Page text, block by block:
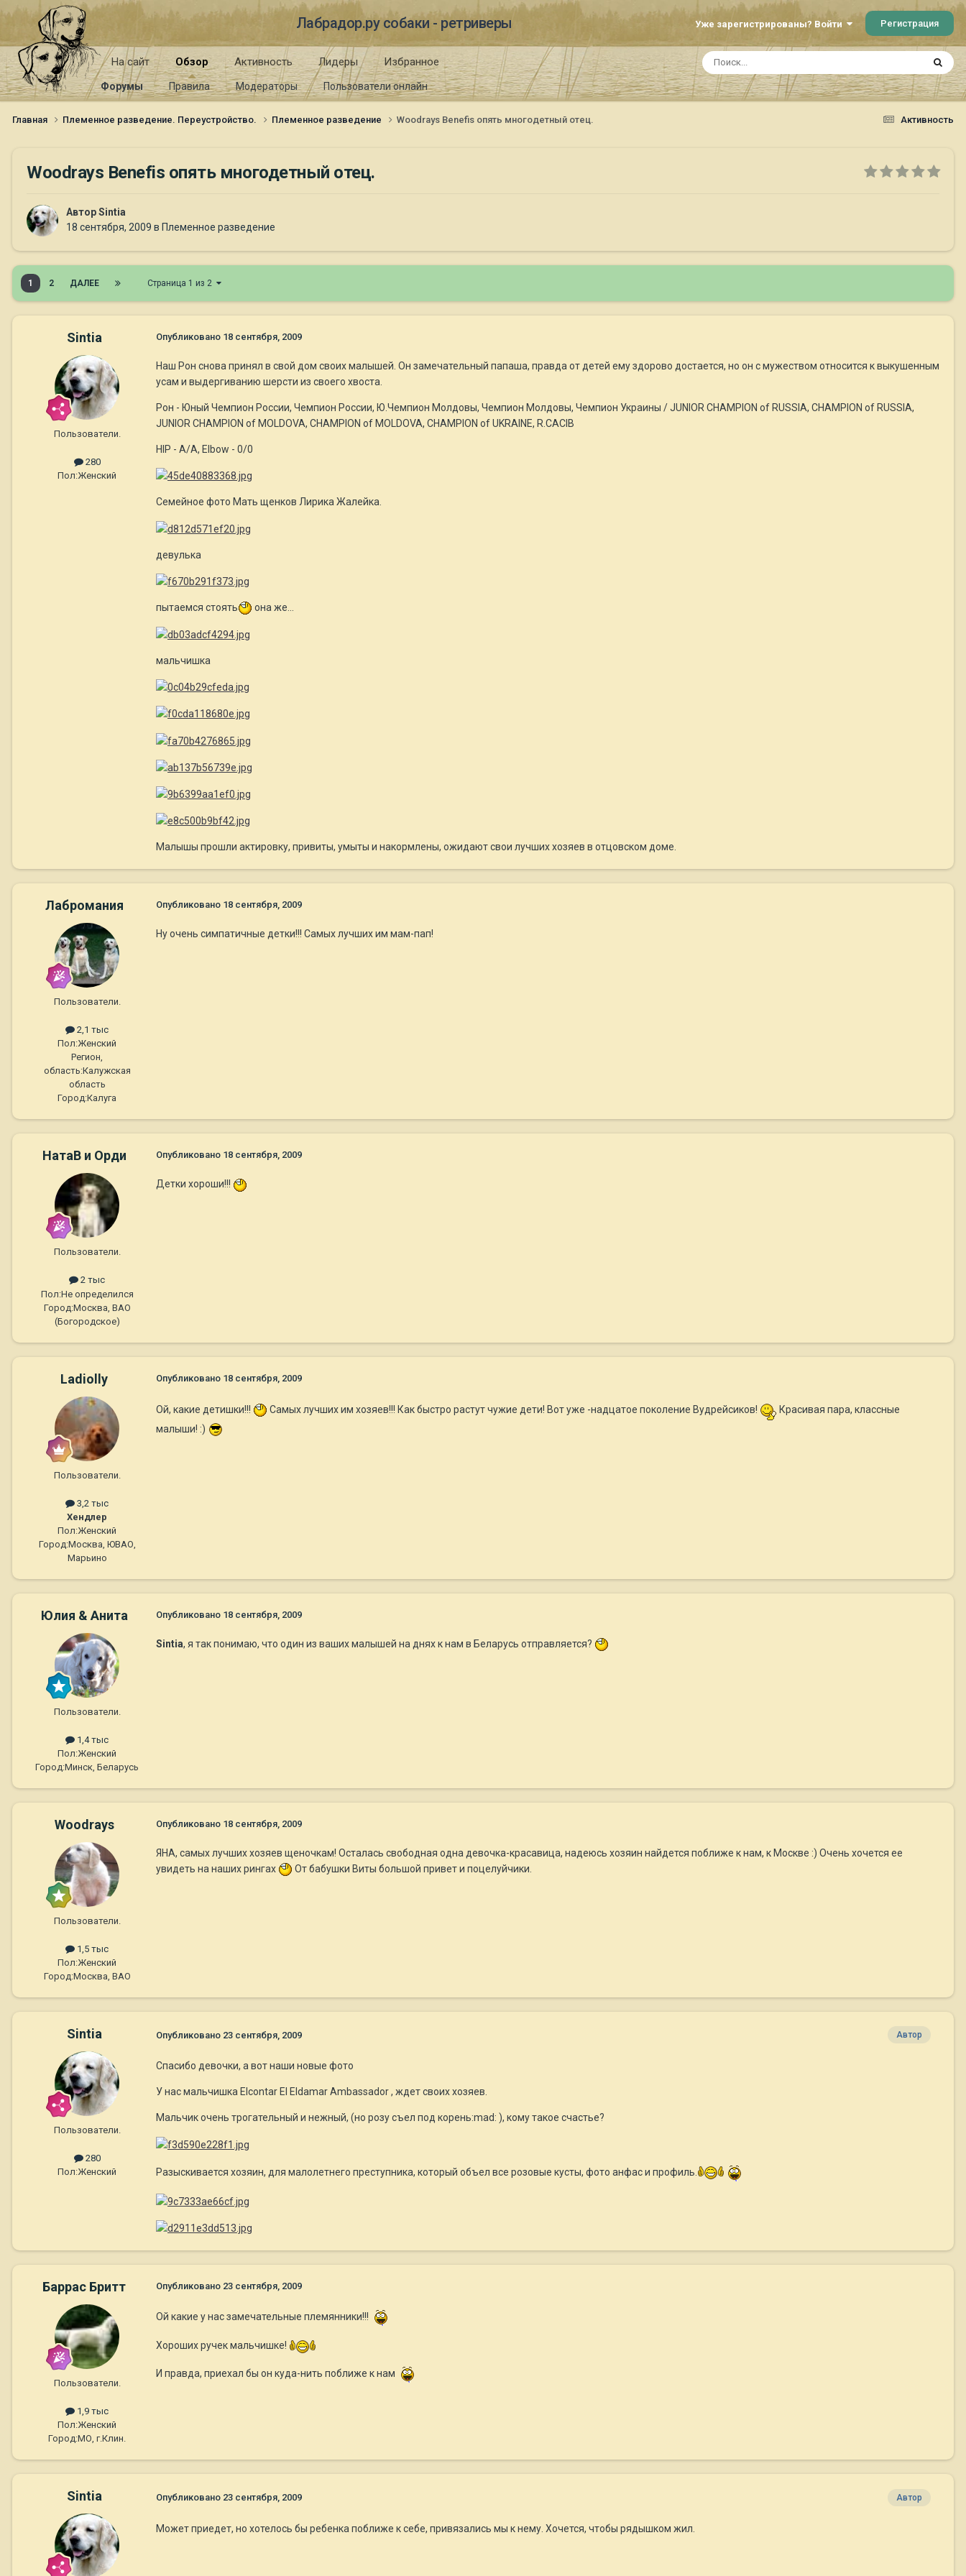
Лабрадор.ру собаки - ретриверы Уже зарегистрированы? Войти Регистрация
На сайт Обзор
Форумы Правила Модераторы Пользователи онлайн
Активность Лидеры Избранное
Активность
Главная Племенное разведение. Переустройство. Племенное разведение Woodrays Benefis опять многодетный отец.
Woodrays Benefis опять многодетный отец.
АвторSintia
18 сентября, 2009 в Племенное разведение
1 2 ДАЛЕЕ Страница 1 из 2
Sintia
Пользователи.
280
Пол:Женский
Опубликовано 18 сентября, 2009
Наш Рон снова принял в свой дом своих малышей. Он замечательный папаша, правда от детей ему здорово достается, но он с мужеством относится к выкушенным
усам и выдергиванию шерсти из своего хвоста.
Рон - Юный Чемпион России, Чемпион России, Ю.Чемпион Молдовы, Чемпион Молдовы, Чемпион Украины / JUNIOR CHAMPION of RUSSIA, CHAMPION of RUSSIA,
JUNIOR CHAMPION of MOLDOVA, CHAMPION of MOLDOVA, CHAMPION of UKRAINE, R.CACIB
HIP - A/A, Elbow - 0/0
Семейное фото Мать щенков Лирика Жалейка.
девулька
пытаемся стоять она же...
мальчишка
Малышы прошли актировку, привиты, умыты и накормлены, ожидают свои лучших хозяев в отцовском доме.
Лабромания
Пользователи.
2,1 тыс
Пол:Женский
Регион,
область:Калужская
область
Город:Калуга
Опубликовано 18 сентября, 2009
Ну очень симпатичные детки!!! Самых лучших им мам-пап!
НатаВ и Орди
Пользователи.
2 тыс
Пол:Не определился
Город:Москва, ВАО
(Богородское)
Опубликовано 18 сентября, 2009
Детки хороши!!!
Ladiolly
Пользователи.
3,2 тыс
Хендлер
Пол:Женский
Город:Москва, ЮВАО,
Марьино
Опубликовано 18 сентября, 2009
Ой, какие детишки!!! Самых лучших им хозяев!!! Как быстро растут чужие дети! Вот уже -надцатое поколение Вудрейсиков!
Красивая пара, классные
малыши! :)
Юлия & Анита
Пользователи.
1,4 тыс
Пол:Женский
Город:Минск, Беларусь
Опубликовано 18 сентября, 2009
Sintia, я так понимаю, что один из ваших малышей на днях к нам в Беларусь отправляется?
Woodrays
Пользователи.
1,5 тыс
Пол:Женский
Город:Москва, ВАО
Опубликовано 18 сентября, 2009
ЯНА, самых лучших хозяев щеночкам! Осталась свободная одна девочка-красавица, надеюсь хозяин найдется поближе к нам, к Москве :) Очень хочется ее
увидеть на наших рингах
От бабушки Виты большой привет и поцелуйчики.
Sintia
Пользователи.
280
Пол:Женский
Автор
Опубликовано 23 сентября, 2009
Спасибо девочки, а вот наши новые фото
У нас мальчишка Elcontar El Eldamar Ambassador , ждет своих хозяев.
Мальчик очень трогательный и нежный, (но розу съел под корень:mad: ), кому такое счастье?
Разыскивается хозяин, для малолетнего преступника, который объел все розовые кусты, фото анфас и профиль.
Баррас Бритт
Пользователи.
1,9 тыс
Пол:Женский
Город:МО, г.Клин.
Опубликовано 23 сентября, 2009
Ой какие у нас замечательные племянники!!!
Хороших ручек мальчишке!
И правда, приехал бы он куда-нить поближе к нам
Sintia Автор
Опубликовано 23 сентября, 2009
Может приедет, но хотелось бы ребенка поближе к себе, привязались мы к нему. Хочется, чтобы рядышком жил.